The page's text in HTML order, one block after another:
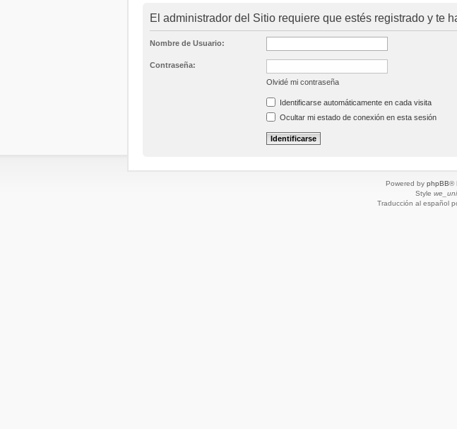
El administrador del Sitio requiere que estés registrado y te
Nombre de Usuario:
Contraseña:
Olvidé mi contraseña
Identificarse automáticamente en cada visita
Ocultar mi estado de conexión en esta sesión
Powered by phpBB®
Style
Traducción al español